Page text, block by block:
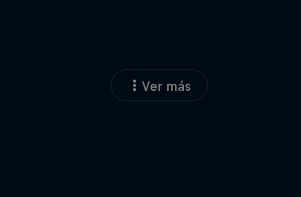
Ver más